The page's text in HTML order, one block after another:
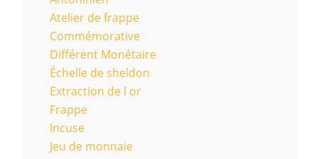
Atelier de frappe
Commémorative
Différent Monétaire
Échelle de sheldon
Extraction de l or
Frappe
Incuse
Jeu de monnaie